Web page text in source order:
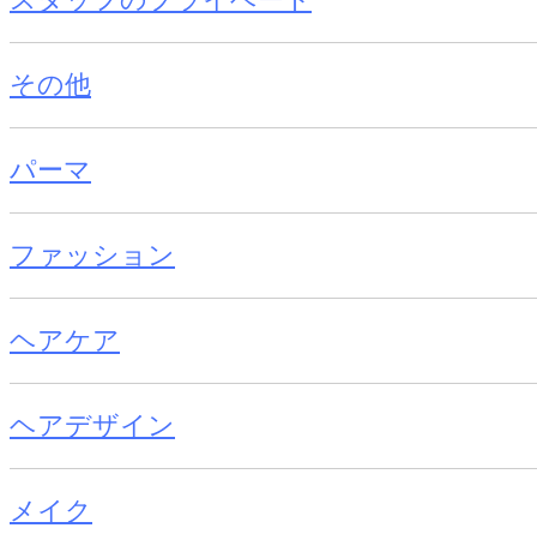
その他
パーマ
ファッション
ヘアケア
ヘアデザイン
メイク